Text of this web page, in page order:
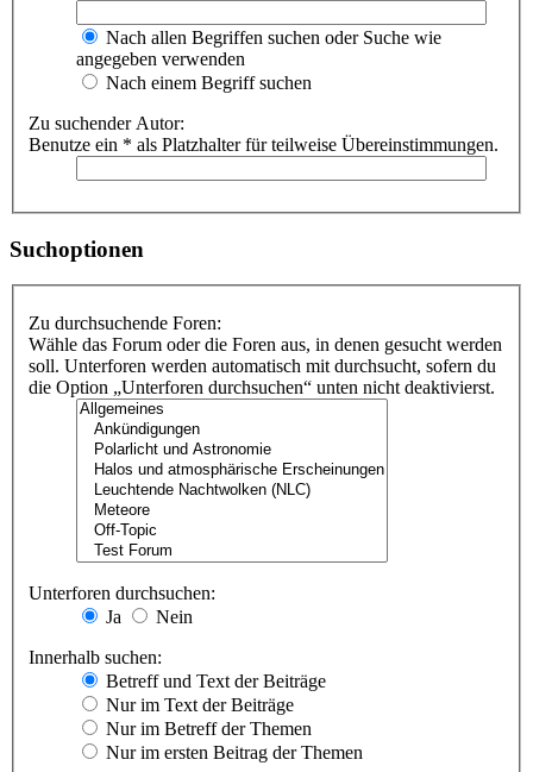
Nach allen Begriffen suchen oder Suche wie
angegeben verwenden
Nach einem Begriff suchen
Zu suchender Autor:
Benutze ein * als Platzhalter für teilweise Übereinstimmungen.
Suchoptionen
Zu durchsuchende Foren:
Wähle das Forum oder die Foren aus, in denen gesucht werden
soll. Unterforen werden automatisch mit durchsucht, sofern du
die Option „Unterforen durchsuchen“ unten nicht deaktivierst.
Unterforen durchsuchen:
Ja
Nein
Innerhalb suchen:
Betreff und Text der Beiträge
Nur im Text der Beiträge
Nur im Betreff der Themen
Nur im ersten Beitrag der Themen